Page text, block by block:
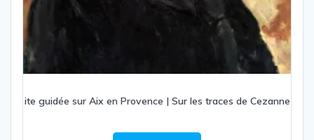
ite guidée sur Aix en Provence | Sur les traces de Cezanne